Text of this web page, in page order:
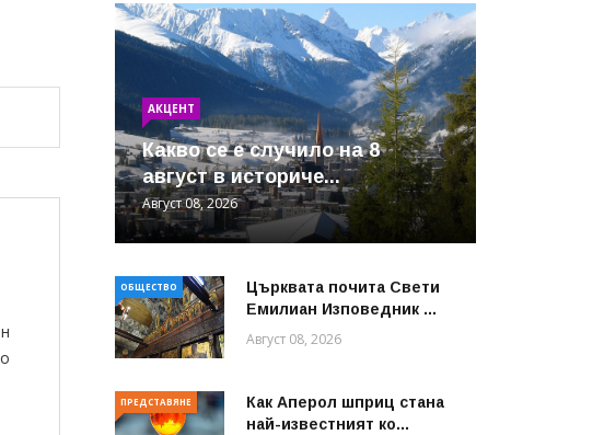
АКЦЕНТ
Какво се е случило на 8
август в историче...
Август 08, 2026
ОБЩЕСТВО
Църквата почита Свeти
Емилиан Изповедник ...
Август 08, 2026
ПРЕДСТАВЯНЕ
Как Аперол шприц стана
най-известният ко...